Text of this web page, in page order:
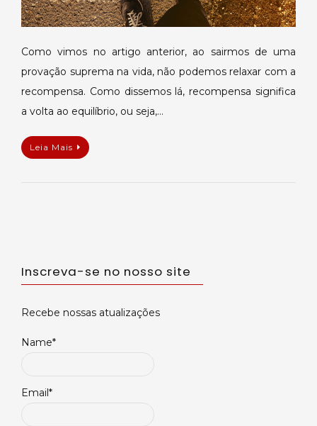
Como vimos no artigo anterior, ao sairmos de uma
provação suprema na vida, não podemos relaxar com a
recompensa. Como dissemos lá, recompensa significa
a volta ao equilíbrio, ou seja,…
Leia Mais
Inscreva-se no nosso site
Recebe nossas atualizações
Name*
Email*